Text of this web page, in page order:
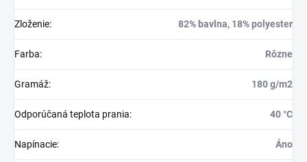
Zloženie: 82% bavlna, 18% polyester
Farba: Rôzne
Gramáž: 180 g/m2
Odporúčaná teplota prania: 40 °C
Napínacie: Áno